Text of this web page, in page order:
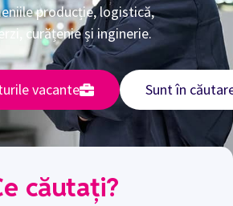
producție, logistică,
curățenie și inginerie.
vacante Sunt în
căutați?